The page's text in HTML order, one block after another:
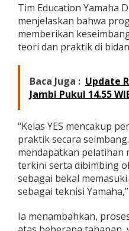
Tim Education Yamaha
menjelaskan bahwa
memberikan
teori dan praktik di
Baca Juga : Update
Jambi Pukul 14.55
“Kelas YES mencakup
praktik secara
mendapatkan
terkini serta dibimbing
sebagai bekal
sebagai teknisi
Ia menambahkan,